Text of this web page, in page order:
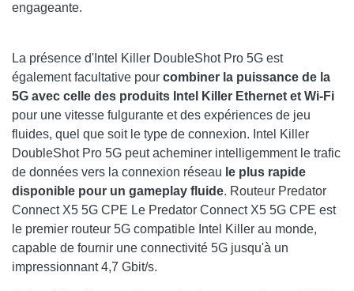
engageante.
La présence d'Intel Killer DoubleShot Pro 5G est
également facultative pour combiner la puissance de la
5G avec celle des produits Intel Killer Ethernet et Wi-Fi
pour une vitesse fulgurante et des expériences de jeu
fluides, quel que soit le type de connexion. Intel Killer
DoubleShot Pro 5G peut acheminer intelligemment le trafic
de données vers la connexion réseau le plus rapide
disponible pour un gameplay fluide. Routeur Predator
Connect X5 5G CPE Le Predator Connect X5 5G CPE est
le premier routeur 5G compatible Intel Killer au monde,
capable de fournir une connectivité 5G jusqu'à un
impressionnant 4,7 Gbit/s.